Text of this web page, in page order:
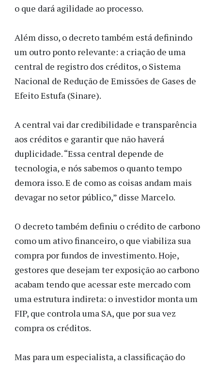
o que dará agilidade ao processo.
Além disso, o decreto também está definindo
um outro ponto relevante: a criação de uma
central de registro dos créditos, o Sistema
Nacional de Redução de Emissões de Gases de
Efeito Estufa (Sinare).
A central vai dar credibilidade e transparência
aos créditos e garantir que não haverá
duplicidade. “Essa central depende de
tecnologia, e nós sabemos o quanto tempo
demora isso. E de como as coisas andam mais
devagar no setor público,” disse Marcelo.
O decreto também definiu o crédito de carbono
como um ativo financeiro, o que viabiliza sua
compra por fundos de investimento. Hoje,
gestores que desejam ter exposição ao carbono
acabam tendo que acessar este mercado com
uma estrutura indireta: o investidor monta um
FIP, que controla uma SA, que por sua vez
compra os créditos.
Mas para um especialista, a classificação do